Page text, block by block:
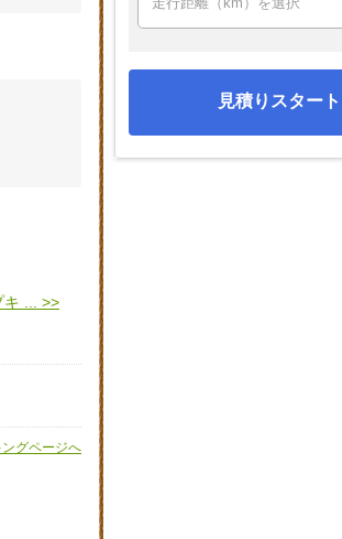
キ ... >>
グページへ
見積りスタート